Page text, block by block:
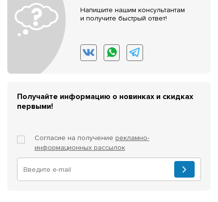
Напишите нашим консультантам
и получите быстрый ответ!
Получайте информацию о новинках и скидках
первыми!
Согласие на получение рекламно-
информационных рассылок